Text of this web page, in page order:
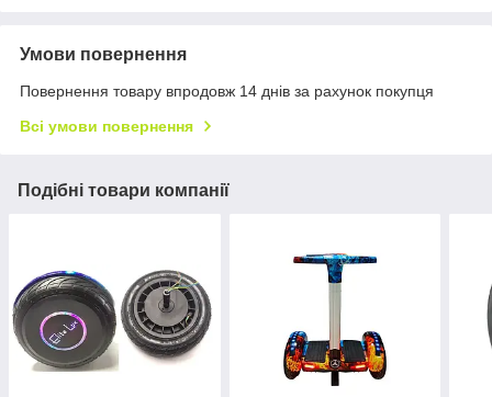
Умови повернення
Повернення товару впродовж 14 днів за рахунок покупця
Всі умови повернення
Подібні товари компанії